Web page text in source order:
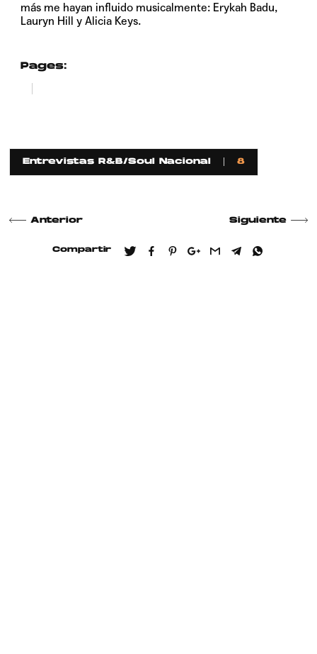
más me hayan influido musicalmente: Erykah Badu,
Lauryn Hill y Alicia Keys.
Pages:
1
Entrevistas R&B/Soul Nacional 8
Anterior Siguiente
Compartir